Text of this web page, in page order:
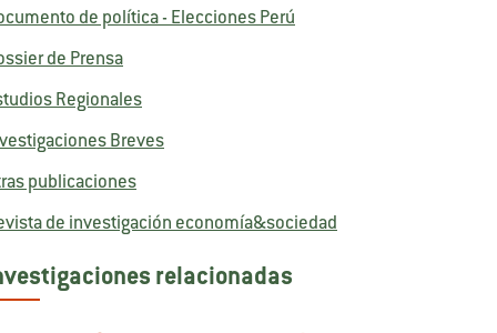
de política - Elecciones Perú
de Prensa
Regionales
Breves
publicaciones
de investigación economía&sociedad
relacionadas